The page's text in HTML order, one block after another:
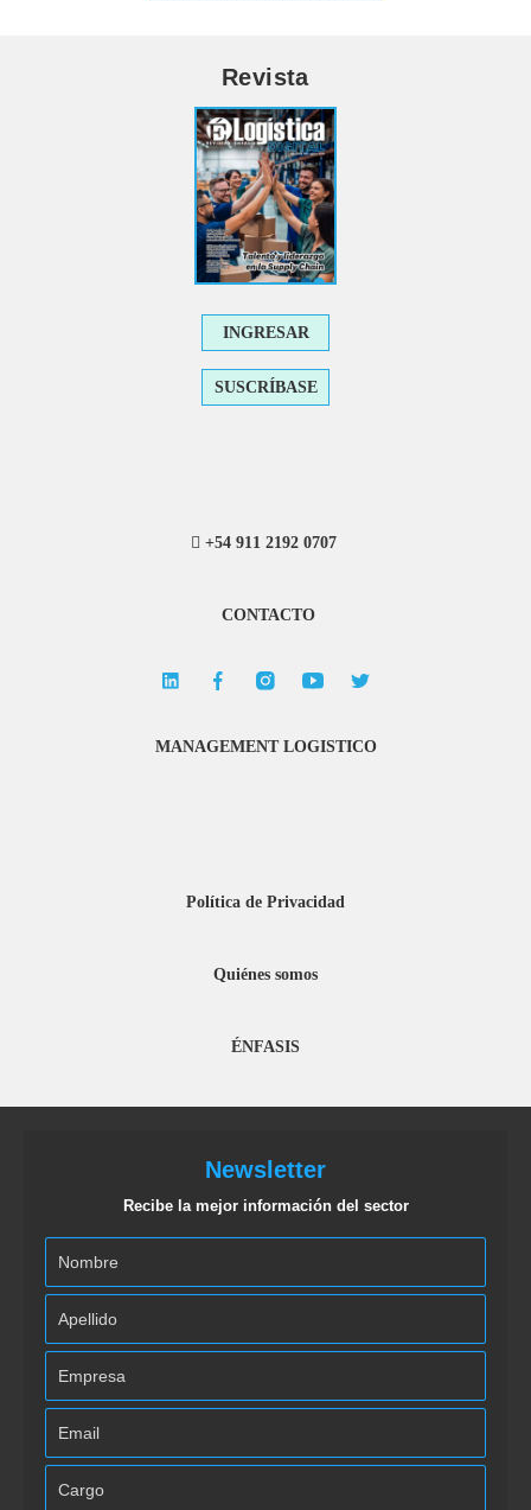
Revista
INGRESAR
SUSCRÍBASE
+54 911 2192 0707
CONTACTO
MANAGEMENT LOGISTICO
Política de Privacidad
Quiénes somos
ÉNFASIS
Newsletter
Recibe la mejor información del sector